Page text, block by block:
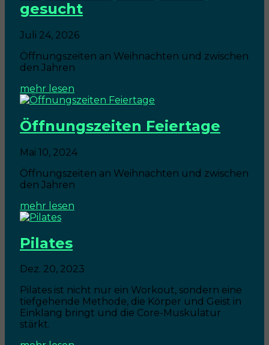
gesucht
Juli 24, 2026
Öffnungszeiten an Weihnachten und zwischen
den Jahren
mehr lesen
Öffnungszeiten Feiertage
Mai 10, 2024
Öffnungszeiten an Weihnachten und zwischen
den Jahren
mehr lesen
Pilates
Dez. 20, 2023
Pilates ist nicht nur ein Workout, sondern eine
tiefgehende Methode, die Körper und Geist in
Einklang bringt und die Core-Muskulatur
stärkt.